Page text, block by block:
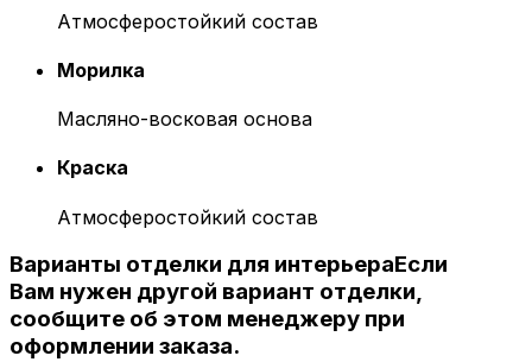
Атмосферостойкий состав
Морилка
Масляно-восковая основа
Краска
Атмосферостойкий состав
Варианты отделки для интерьераЕсли
Вам нужен другой вариант отделки,
сообщите об этом менеджеру при
оформлении заказа.